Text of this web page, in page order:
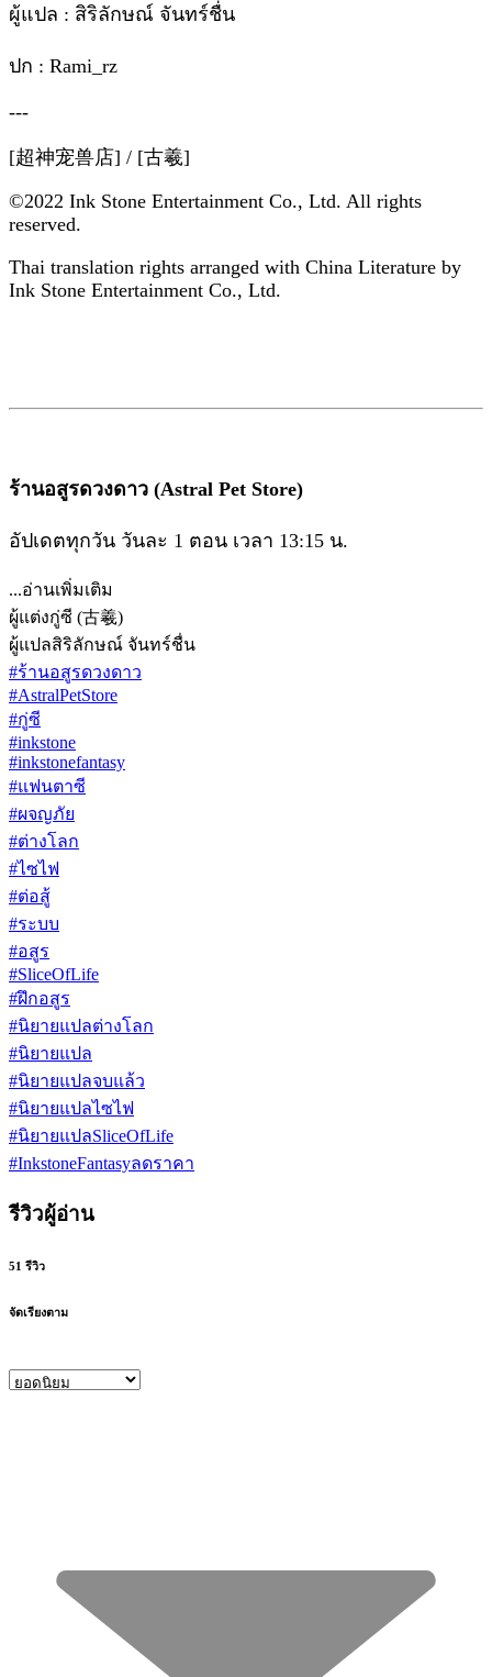
ผู้แปล : สิริลักษณ์ จันทร์ชื่น
ปก : Rami_rz
---
[超神宠兽店] / [古羲]
©2022 Ink Stone Entertainment Co., Ltd. All rights
reserved.
Thai translation rights arranged with China Literature by
Ink Stone Entertainment Co., Ltd.
ร้านอสูรดวงดาว (Astral Pet Store)
อัปเดตทุกวัน วันละ 1 ตอน เวลา 13:15 น.
...อ่านเพิ่มเติม
ผู้แต่งกู่ซี (古羲)
ผู้แปลสิริลักษณ์ จันทร์ชื่น
#ร้านอสูรดวงดาว
#AstralPetStore
#กู่ซี
#inkstone
#inkstonefantasy
#แฟนตาซี
#ผจญภัย
#ต่างโลก
#ไซไฟ
#ต่อสู้
#ระบบ
#อสูร
#SliceOfLife
#ฝึกอสูร
#นิยายแปลต่างโลก
#นิยายแปล
#นิยายแปลจบแล้ว
#นิยายแปลไซไฟ
#นิยายแปลSliceOfLife
#InkstoneFantasyลดราคา
รีวิวผู้อ่าน
51 รีวิว
จัดเรียงตาม